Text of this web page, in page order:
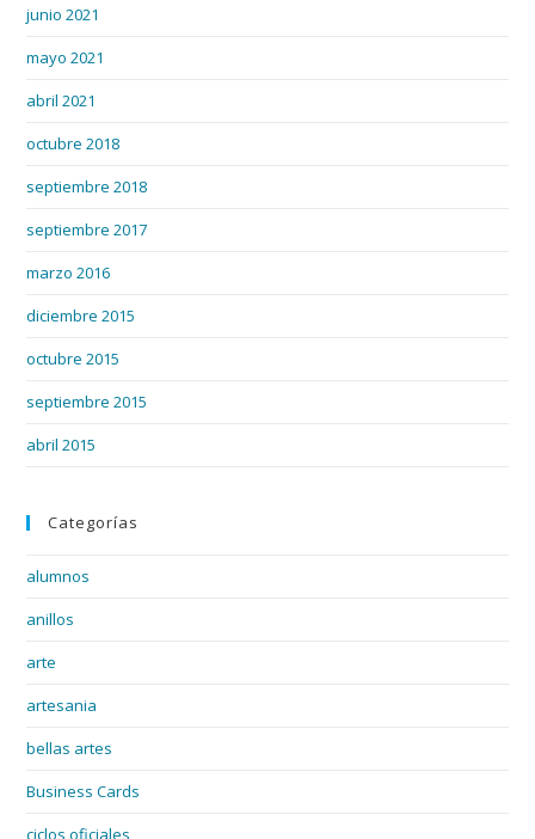
junio 2021
mayo 2021
abril 2021
octubre 2018
septiembre 2018
septiembre 2017
marzo 2016
diciembre 2015
octubre 2015
septiembre 2015
abril 2015
Categorías
alumnos
anillos
arte
artesania
bellas artes
Business Cards
ciclos oficiales